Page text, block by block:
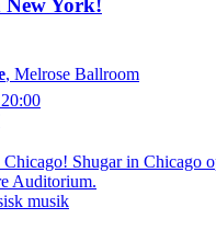
New York!
, Melrose Ballroom
Chicago! Shugar in Chicago
Auditorium.
musik